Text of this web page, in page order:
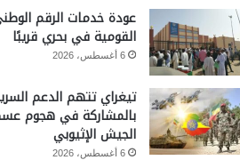
عودة خدمات الرقم
القومية في بحري قريبًا
6 أغسطس، 2026
تيغراي تتهم الدعم
بالمشاركة في هجوم
الجيش الإثيوبي
6 أغسطس، 2026